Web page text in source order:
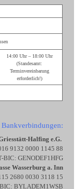
14:00 Uhr – 18:00 Uhr
(Standesamt:
Terminvereinbarung
erforderlich!)
Bankverbindungen:
Halfing e.G.
9132 0000 1145 88
BIC: GENODEF1HFG
Wasserburg a. Inn
2680 0030 3118 15
BYLADEM1WSB